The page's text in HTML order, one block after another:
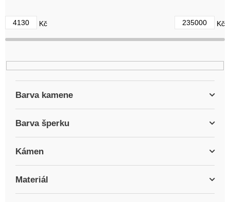
d
u
k
ů
4130 Kč 235000 Kč
Barva kamene
Barva šperku
Kámen
Materiál